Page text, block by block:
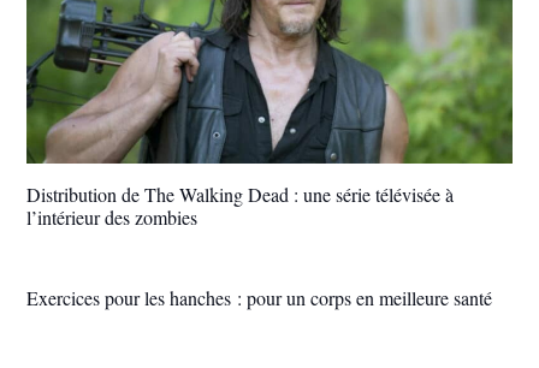
Distribution de The Walking Dead : une série télévisée à
l’intérieur des zombies
Exercices pour les hanches : pour un corps en meilleure santé